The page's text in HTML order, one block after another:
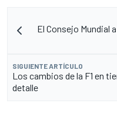
El Consejo Mundial
SIGUIENTE ARTÍCULO
Los cambios de la F1 en
detalle